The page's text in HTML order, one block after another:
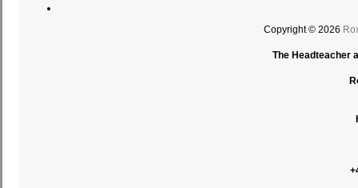
Copyright © 2026
The Headteacher